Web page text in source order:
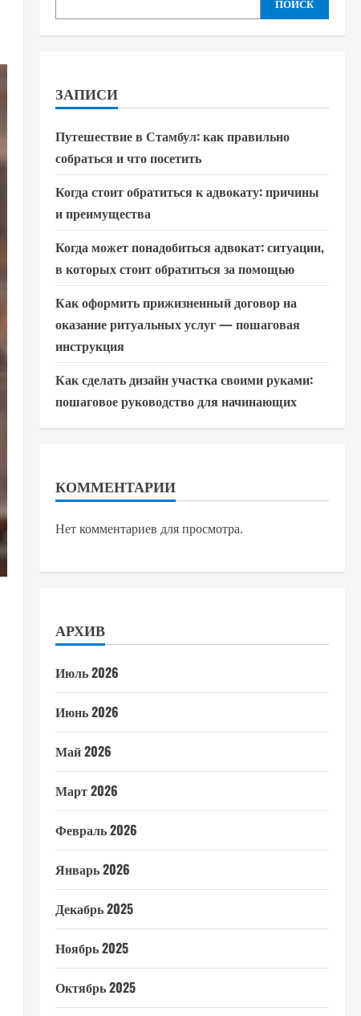
ПОИСК
ЗАПИСИ
Путешествие в Стамбул: как правильно
собраться и что посетить
Когда стоит обратиться к адвокату: причины
и преимущества
Когда может понадобиться адвокат: ситуации,
в которых стоит обратиться за помощью
Как оформить прижизненный договор на
оказание ритуальных услуг — пошаговая
инструкция
Как сделать дизайн участка своими руками:
пошаговое руководство для начинающих
КОММЕНТАРИИ
Нет комментариев для просмотра.
АРХИВ
Июль 2026
Июнь 2026
Май 2026
Март 2026
Февраль 2026
Январь 2026
Декабрь 2025
Ноябрь 2025
Октябрь 2025